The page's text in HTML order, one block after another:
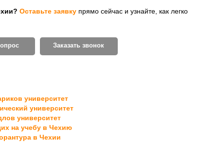
Оставьте заявкупрямо сейчас и узнайте, как легко
Заказать звонок
университет
университет
университет
на учебу в Чехию
в Чехии